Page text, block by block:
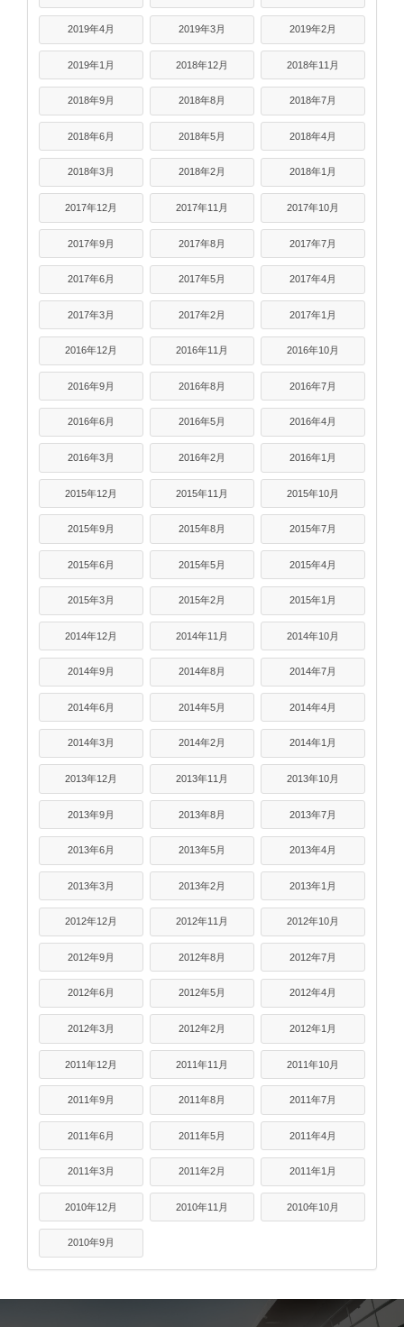
2019年4月 2019年3月 2019年2月
2019年1月 2018年12月 2018年11月
2018年9月 2018年8月 2018年7月
2018年6月 2018年5月 2018年4月
2018年3月 2018年2月 2018年1月
2017年12月 2017年11月 2017年10月
2017年9月 2017年8月 2017年7月
2017年6月 2017年5月 2017年4月
2017年3月 2017年2月 2017年1月
2016年12月 2016年11月 2016年10月
2016年9月 2016年8月 2016年7月
2016年6月 2016年5月 2016年4月
2016年3月 2016年2月 2016年1月
2015年12月 2015年11月 2015年10月
2015年9月 2015年8月 2015年7月
2015年6月 2015年5月 2015年4月
2015年3月 2015年2月 2015年1月
2014年12月 2014年11月 2014年10月
2014年9月 2014年8月 2014年7月
2014年6月 2014年5月 2014年4月
2014年3月 2014年2月 2014年1月
2013年12月 2013年11月 2013年10月
2013年9月 2013年8月 2013年7月
2013年6月 2013年5月 2013年4月
2013年3月 2013年2月 2013年1月
2012年12月 2012年11月 2012年10月
2012年9月 2012年8月 2012年7月
2012年6月 2012年5月 2012年4月
2012年3月 2012年2月 2012年1月
2011年12月 2011年11月 2011年10月
2011年9月 2011年8月 2011年7月
2011年6月 2011年5月 2011年4月
2011年3月 2011年2月 2011年1月
2010年12月 2010年11月 2010年10月
2010年9月